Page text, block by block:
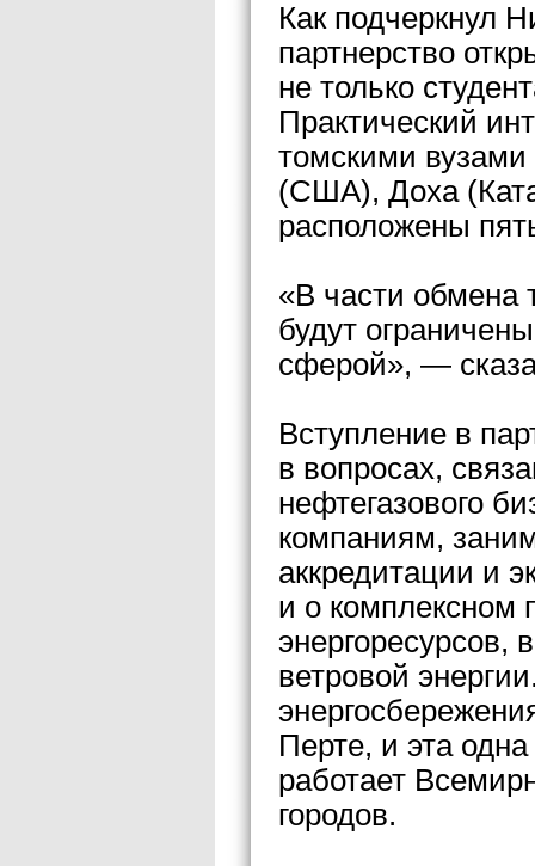
Как подчеркнул
партнерство
не только
Практический
томскими
(США), Доха
расположены
«В части обмена
будут
сферой», —
Вступление в
в вопросах,
нефтегазового
компаниям,
аккредитации и
и о комплексном
энергоресурсов,
ветровой
Перте, и эта
работает
городов.